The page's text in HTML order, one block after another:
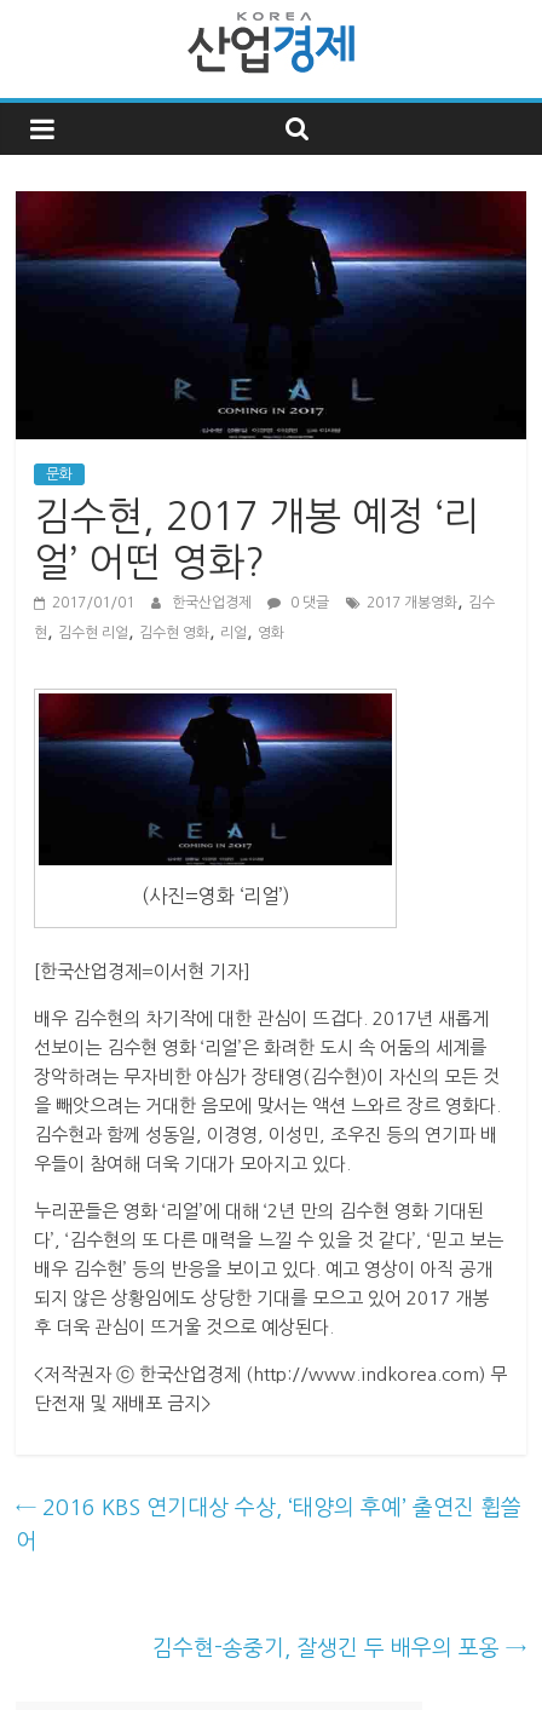
한
국
산
업
제
문화
김수현, 2017 개봉 예정 ‘리
얼’ 어떤 영화?
2017/01/01 한국산업경제 0 댓글 2017 개봉영화 김수
현 김수현 리얼 김수현 영화 리얼 영화
(사진=영화 ‘리얼’)
[한국산업경제=이서현 기자]
배우 김수현의 차기작에 대한 관심이 뜨겁다. 2017년 새롭게
선보이는 김수현 영화 ‘리얼’은 화려한 도시 속 어둠의 세계를
장악하려는 무자비한 야심가 장태영(김수현)이 자신의 모든 것
을 빼앗으려는 거대한 음모에 맞서는 액션 느와르 장르 영화다.
김수현과 함께 성동일, 이경영, 이성민, 조우진 등의 연기파 배
우들이 참여해 더욱 기대가 모아지고 있다.
누리꾼들은 영화 ‘리얼’에 대해 ‘2년 만의 김수현 영화 기대된
다’, ‘김수현의 또 다른 매력을 느낄 수 있을 것 같다’, ‘믿고 보는
배우 김수현’ 등의 반응을 보이고 있다. 예고 영상이 아직 공개
되지 않은 상황임에도 상당한 기대를 모으고 있어 2017 개봉
후 더욱 관심이 뜨거울 것으로 예상된다.
<저작권자 ⓒ 한국산업경제 (http://www.indkorea.com) 무
단전재 및 재배포 금지>
← 2016 KBS 연기대상 수상, ‘태양의 후예’ 출연진 휩쓸
어
김수현-송중기, 잘생긴 두 배우의 포옹 →